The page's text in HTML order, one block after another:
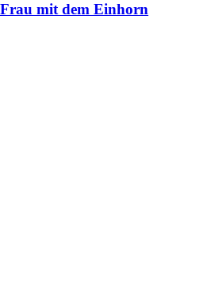
mit dem Einhorn